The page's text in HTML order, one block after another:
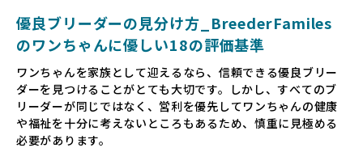
ゃんに優しい世界を築いていきたいと考えています。
長するための環境が十分に整っていない場合が多く、販売ま
での間に過密な環境や長距離移動のストレスを受けることが
少なくありません。このような環境は、健康リスクや社会性
の問題につながりやすく、ワンちゃんにとっても望ましいと
は言えません。
優良ブリーダーの見分け方_BreederFamiles
のワンちゃんに優しい18の評価基準
ワンちゃんを家族として迎えるなら、信頼できる優良ブリー
ダーを見つけることがとても大切です。しかし、すべてのブ
リーダーが同じではなく、営利を優先してワンちゃんの健康
や福祉を十分に考えないところもあるため、慎重に見極める
必要があります。